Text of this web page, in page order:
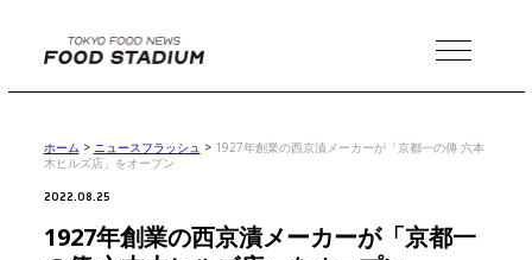
MENU
ホーム > ニュースフラッシュ > 1927年創業の西京漬メーカーが「京都一の傳 六本
木ヒルズ店」をオープン
2022.08.25
1927年創業の西京漬メーカーが「京都一